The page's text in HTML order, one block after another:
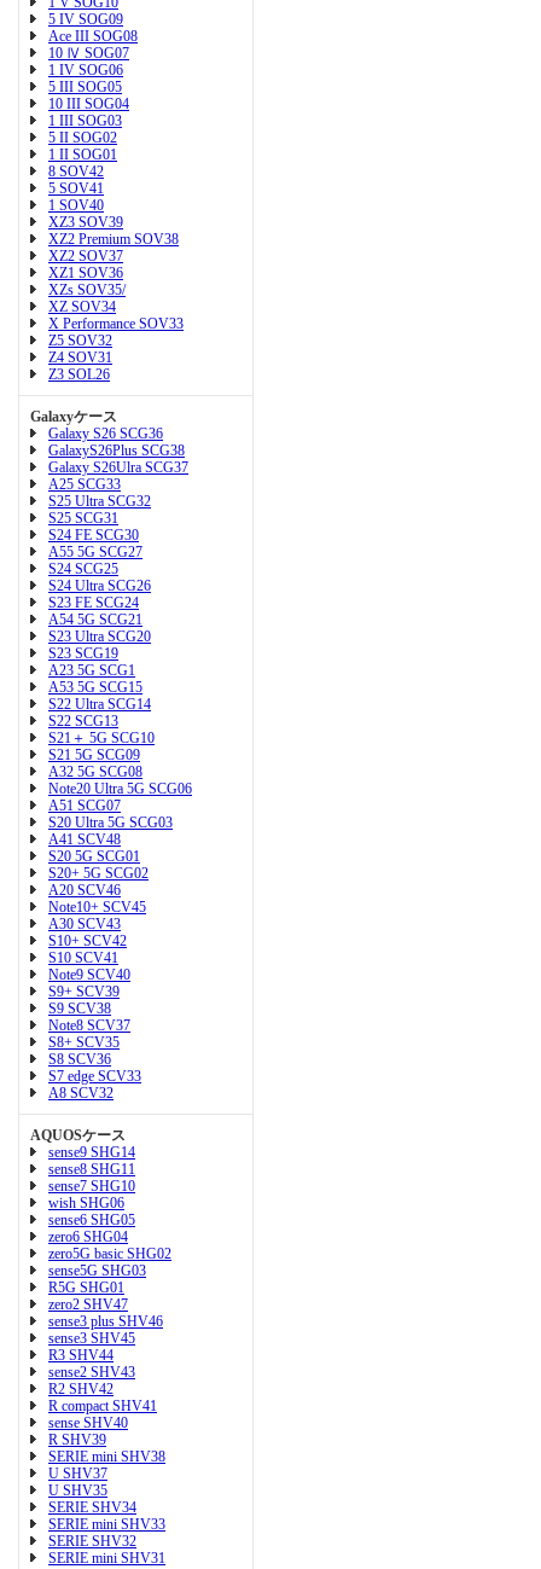
5 IV SOG09
Ace III SOG08
10 Ⅳ SOG07
1 IV SOG06
5 III SOG05
10 III SOG04
1 III SOG03
5 II SOG02
1 II SOG01
8 SOV42
5 SOV41
1 SOV40
XZ3 SOV39
XZ2 Premium SOV38
XZ2 SOV37
XZ1 SOV36
XZs SOV35/
XZ SOV34
X Performance SOV33
Z5 SOV32
Z4 SOV31
Z3 SOL26
Galaxyケース
Galaxy S26 SCG36
GalaxyS26Plus SCG38
Galaxy S26Ulra SCG37
A25 SCG33
S25 Ultra SCG32
S25 SCG31
S24 FE SCG30
A55 5G SCG27
S24 SCG25
S24 Ultra SCG26
S23 FE SCG24
A54 5G SCG21
S23 Ultra SCG20
S23 SCG19
A23 5G SCG1
A53 5G SCG15
S22 Ultra SCG14
S22 SCG13
S21＋ 5G SCG10
S21 5G SCG09
A32 5G SCG08
Note20 Ultra 5G SCG06
A51 SCG07
S20 Ultra 5G SCG03
A41 SCV48
S20 5G SCG01
S20+ 5G SCG02
A20 SCV46
Note10+ SCV45
A30 SCV43
S10+ SCV42
S10 SCV41
Note9 SCV40
S9+ SCV39
S9 SCV38
Note8 SCV37
S8+ SCV35
S8 SCV36
S7 edge SCV33
A8 SCV32
AQUOSケース
sense9 SHG14
sense8 SHG11
sense7 SHG10
wish SHG06
sense6 SHG05
zero6 SHG04
zero5G basic SHG02
sense5G SHG03
R5G SHG01
zero2 SHV47
sense3 plus SHV46
sense3 SHV45
R3 SHV44
sense2 SHV43
R2 SHV42
R compact SHV41
sense SHV40
R SHV39
SERIE mini SHV38
U SHV37
U SHV35
SERIE SHV34
SERIE mini SHV33
SERIE SHV32
SERIE mini SHV31